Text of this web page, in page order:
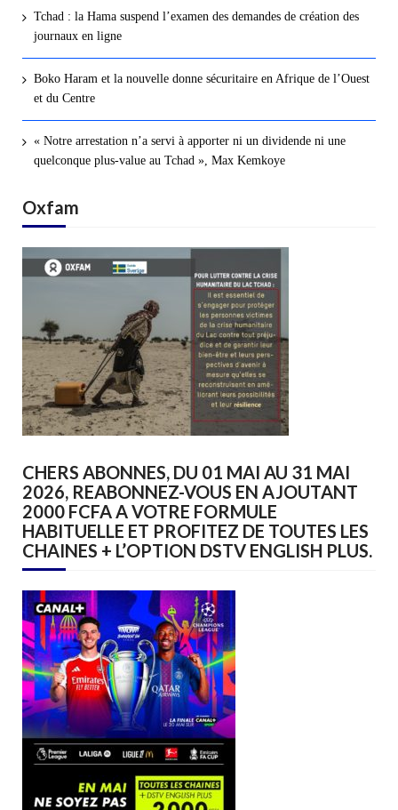
Tchad : la Hama suspend l’examen des demandes de création des
journaux en ligne
Boko Haram et la nouvelle donne sécuritaire en Afrique de l’Ouest
et du Centre
« Notre arrestation n’a servi à apporter ni un dividende ni une
quelconque plus-value au Tchad », Max Kemkoye
Oxfam
CHERS ABONNES, DU 01 MAI AU 31 MAI
2026, REABONNEZ-VOUS EN AJOUTANT
2000 FCFA A VOTRE FORMULE
HABITUELLE ET PROFITEZ DE TOUTES LES
CHAINES + L’OPTION DSTV ENGLISH PLUS.